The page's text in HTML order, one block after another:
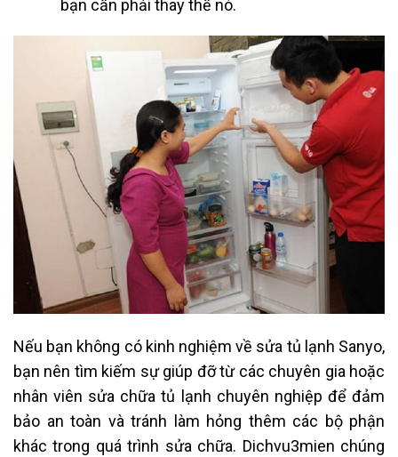
bạn cần phải thay thế nó.
Nếu bạn không có kinh nghiệm về sửa tủ lạnh Sanyo,
bạn nên tìm kiếm sự giúp đỡ từ các chuyên gia hoặc
nhân viên sửa chữa tủ lạnh chuyên nghiệp để đảm
bảo an toàn và tránh làm hỏng thêm các bộ phận
khác trong quá trình sửa chữa. Dichvu3mien chúng